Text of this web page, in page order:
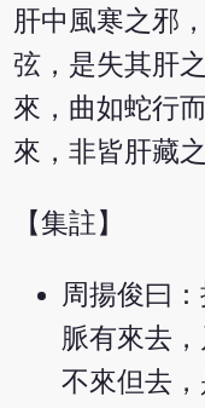
肝中風寒之邪
弦，是失其肝
來，曲如蛇行
來，非皆肝藏
【集註】
周揚俊曰
脈有來去
不來但去